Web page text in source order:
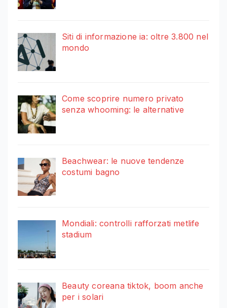
Siti di informazione ia: oltre 3.800 nel
mondo
Come scoprire numero privato
senza whooming: le alternative
Beachwear: le nuove tendenze
costumi bagno
Mondiali: controlli rafforzati metlife
stadium
Beauty coreana tiktok, boom anche
per i solari